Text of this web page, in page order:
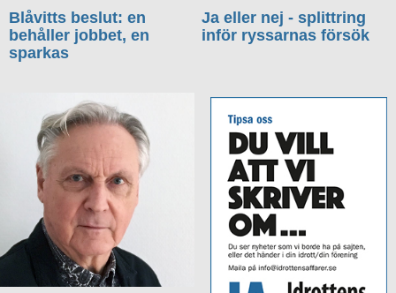
Blåvitts beslut: en
behåller jobbet, en
sparkas
Ja eller nej - splittring
inför ryssarnas försök